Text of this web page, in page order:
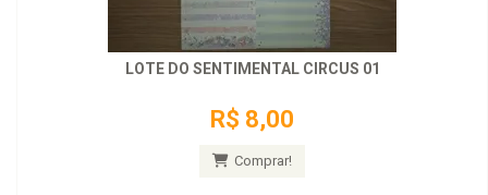
LOTE DO SENTIMENTAL CIRCUS 01
R$ 8,00
Comprar!